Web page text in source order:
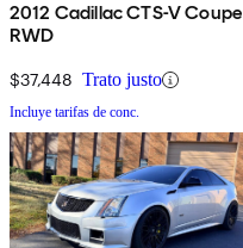
2012 Cadillac CTS-V Coupe
RWD
$37,448 Trato justo
Incluye tarifas de conc.